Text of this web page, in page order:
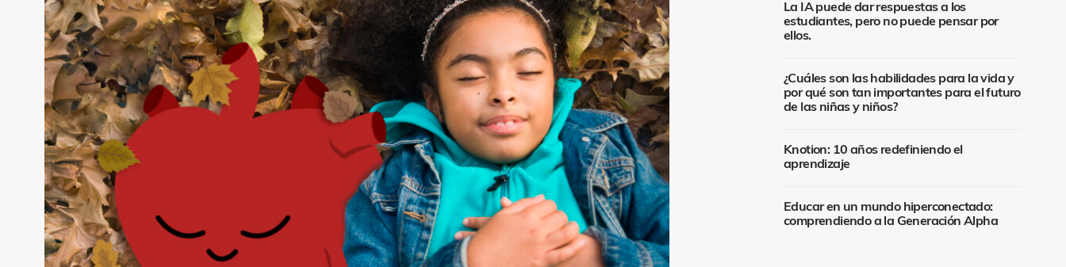
La IA puede dar respuestas a los
estudiantes, pero no puede pensar por
ellos.
¿Cuáles son las habilidades para la vida y
por qué son tan importantes para el futuro
de las niñas y niños?
Knotion: 10 años redefiniendo el
aprendizaje
Educar en un mundo hiperconectado:
comprendiendo a la Generación Alpha